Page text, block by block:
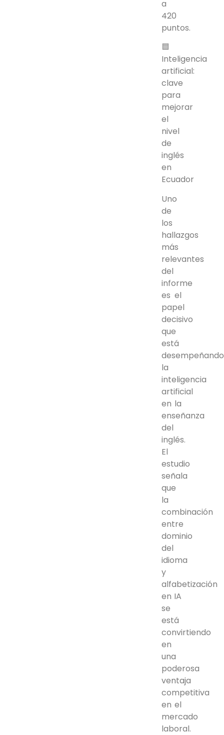
a
420
puntos.
🟦
Inteligencia
artificial:
clave
para
mejorar
el
nivel
de
inglés
en
Ecuador
Uno
de
los
hallazgos
más
relevantes
del
informe
es el
papel
decisivo
que
está
desempeñando
la
inteligencia
artificial
en la
enseñanza
del
inglés.
El
estudio
señala
que
la
combinación
entre
dominio
del
idioma
y
alfabetización
en IA
se
está
convirtiendo
en
una
poderosa
ventaja
competitiva
en el
mercado
laboral.